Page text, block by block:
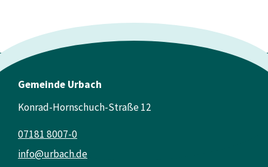
Gemeinde Urbach
Konrad-Hornschuch-Straße 12
info@urbach.de
07181 8007-0